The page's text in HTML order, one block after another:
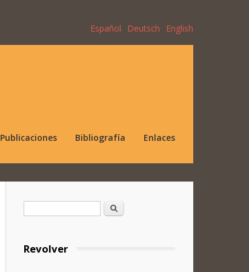
Español Deutsch English
Publicaciones Bibliografía Enlaces
Formulario de búsqueda
Buscar
Revolver